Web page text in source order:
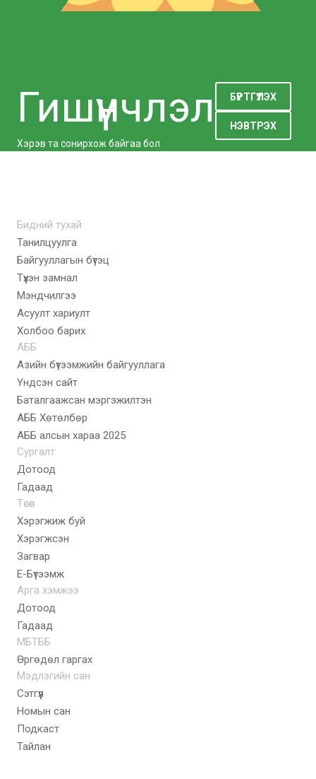
Гишүүнчлэл
Хэрэв та сонирхож байгаа бол
БҮРТГҮҮЛЭХ
НЭВТРЭХ
Бидний тухай
Танилцуулга
Байгууллагын бүтэц
Түүхэн замнал
Мэндчилгээ
Асуулт хариулт
Холбоо барих
АББ
Азийн бүтээмжийн байгууллага
Үндсэн сайт
Баталгаажсан мэргэжилтэн
АББ Хөтөлбөр
AББ алсын хараа 2025
Сургалт
Дотоод
Гадаад
Төсөл
Хэрэгжиж буй
Хэрэгжсэн
Загвар
E-Бүтээмж
Арга хэмжээ
Дотоод
Гадаад
МБТББ
Өргөдөл гаргах
Мэдлэгийн сан
Сэтгүүл
Номын сан
Подкаст
Тайлан